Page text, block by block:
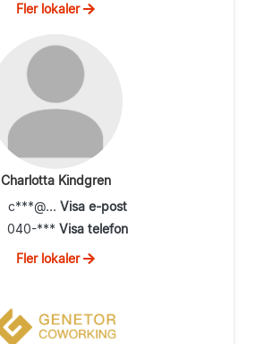
Fler lokaler
Charlotta Kindgren
c***@... Visa e-post
040-*** Visa telefon
Fler lokaler